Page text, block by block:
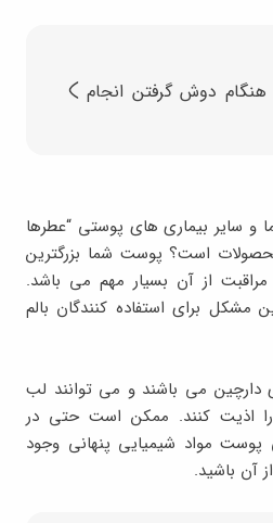
هنگام دوش گرفتن انجام
و سایر بیماری های پوستی “عطرها
است؟ پوست شما بزرگترین
از آن بسیار مهم می باشد.
مشکل برای استفاده کنندگان بالم
دارچین می باشند و می توانند لب
اذیت کنند. ممکن است حتی در
پوست مواد شیمیایی پنهانی وجود
آن باشید.